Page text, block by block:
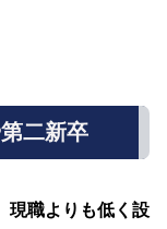
二新卒
現職よりも低く設